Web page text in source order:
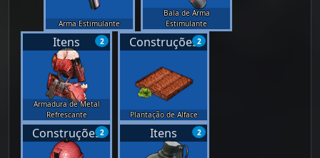
Arma Estimulante
Bala de Arma
Estimulante
2
Itens
Armadura de Metal
Refrescante
2
Construções
Plantação de Alface
2
Construções 2
Itens